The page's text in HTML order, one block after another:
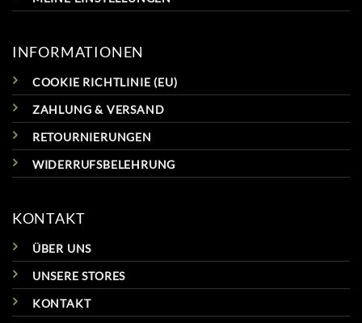
INFORMATIONEN
COOKIE RICHTLINIE (EU)
ZAHLUNG & VERSAND
RETOURNIERUNGEN
WIDERRUFSBELEHRUNG
KONTAKT
ÜBER UNS
UNSERE STORES
KONTAKT